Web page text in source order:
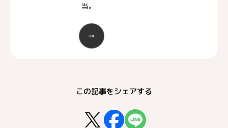
当。
この記事をシェアする